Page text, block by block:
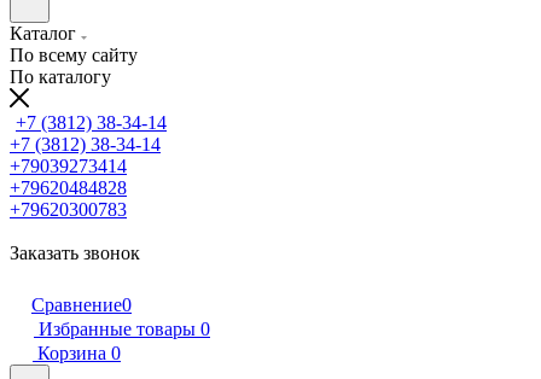
Каталог
По всему сайту
По каталогу
+7 (3812) 38-34-14
+7 (3812) 38-34-14
+79039273414
+79620484828
+79620300783
Заказать звонок
Сравнение0
Избранные товары 0
Корзина 0